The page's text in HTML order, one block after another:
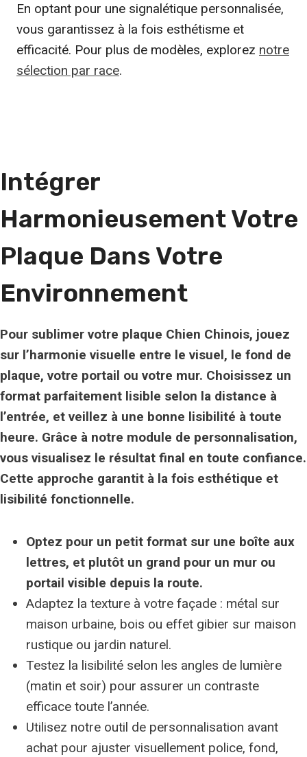
En optant pour une signalétique personnalisée,
vous garantissez à la fois esthétisme et
efficacité. Pour plus de modèles, explorez notre
sélection par race.
Intégrer
Harmonieusement Votre
Plaque Dans Votre
Environnement
Pour sublimer votre plaque Chien Chinois, jouez
sur l’harmonie visuelle entre le visuel, le fond de
plaque, votre portail ou votre mur. Choisissez un
format parfaitement lisible selon la distance à
l’entrée, et veillez à une bonne lisibilité à toute
heure. Grâce à notre module de personnalisation,
vous visualisez le résultat final en toute confiance.
Cette approche garantit à la fois esthétique et
lisibilité fonctionnelle.
Optez pour un petit format sur une boîte aux
lettres, et plutôt un grand pour un mur ou
portail visible depuis la route.
Adaptez la texture à votre façade : métal sur
maison urbaine, bois ou effet gibier sur maison
rustique ou jardin naturel.
Testez la lisibilité selon les angles de lumière
(matin et soir) pour assurer un contraste
efficace toute l’année.
Utilisez notre outil de personnalisation avant
achat pour ajuster visuellement police, fond,